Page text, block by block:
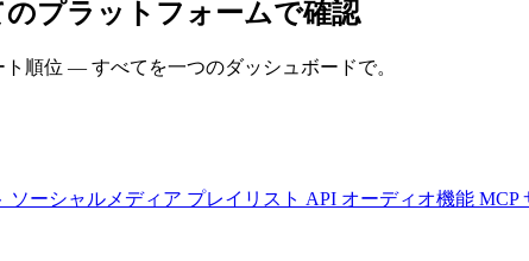
プラットフォームで確認
順位 — すべてを一つのダッシュボードで。
ソーシャルメディア プレイリスト API オーディオ機能 MCP